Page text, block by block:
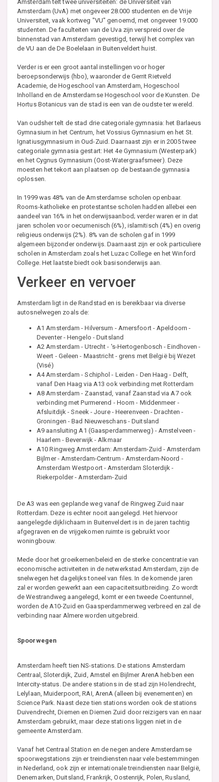
Amsterdam telt twee universiteiten: de Universiteit van
Amsterdam (UvA) met ongeveer 28.000 studenten en de Vrije
Universiteit, vaak kortweg "VU" genoemd, met ongeveer 19.000
studenten. De faculteiten van de Uva zijn verspreid over de
binnenstad van Amsterdam gevestigd, terwijl het complex van
de VU aan de De Boelelaan in Buitenveldert huist.
Verder is er een groot aantal instellingen voor hoger
beroepsonderwijs (hbo), waaronder de Gerrit Rietveld
Academie, de Hogeschool van Amsterdam, Hogeschool
Inholland en de Amsterdamse Hogeschool voor de Kunsten. De
Hortus Botanicus van de stad is een van de oudste ter wereld.
Van oudsher telt de stad drie categoriale gymnasia: het Barlaeus
Gymnasium in het Centrum, het Vossius Gymnasium en het St.
Ignatiusgymnasium in Oud-Zuid. Daarnaast zijn er in 2005 twee
categoriale gymnasia gestart: Het 4e Gymnasium (Westerpark)
en het Cygnus Gymnasium (Oost-Watergraafsmeer). Deze
moesten het tekort aan plaatsen op de bestaande gymnasia
oplossen.
In 1999 was 48% van de Amsterdamse scholen openbaar.
Rooms-katholieke en protestantse scholen hadden allebei een
aandeel van 16% in het onderwijsaanbod; verder waren er in dat
jaren scholen voor oecumenisch (6%), islamitisch (4%) en overig
religieus onderwijs (2%). 8% van de scholen gaf in 1999
algemeen bijzonder onderwijs. Daarnaast zijn er ook particuliere
scholen in Amsterdam zoals het Luzac College en het Winford
College. Het laatste biedt ook basisonderwijs aan.
Verkeer en vervoer
Amsterdam ligt in de Randstad en is bereikbaar via diverse
autosnelwegen zoals de:
A1 Amsterdam - Hilversum - Amersfoort - Apeldoorn -
Deventer - Hengelo - Duitsland
A2 Amsterdam - Utrecht - 's-Hertogenbosch - Eindhoven -
Weert - Geleen - Maastricht - grens met België bij Wezet
(Visé)
A4 Amsterdam - Schiphol - Leiden - Den Haag - Delft,
vanaf Den Haag via A13 ook verbinding met Rotterdam
A8 Amsterdam - Zaanstad, vanaf Zaanstad via A7 ook
verbinding met Purmerend - Hoorn - Middenmeer -
Afsluitdijk - Sneek - Joure - Heerenveen - Drachten -
Groningen - Bad Nieuweschans - Duitsland
A9 aansluiting A1 (Gaasperdammerweg) - Amstelveen -
Haarlem - Beverwijk - Alkmaar
A10 Ringweg Amsterdam: Amsterdam-Zuid - Amsterdam
Bijlmer - Amsterdam-Centrum - Amsterdam-Noord -
Amsterdam Westpoort - Amsterdam Sloterdijk -
Riekerpolder - Amsterdam-Zuid
De A3 was een geplande weg vanaf de Ringweg Zuid naar
Rotterdam. Deze is echter nooit aangelegd. Het hiervoor
aangelegde dijklichaam in Buitenveldert is in de jaren tachtig
afgegraven en de vrijgekomen ruimte is gebruikt voor
woningbouw.
Mede door het groeikernenbeleid en de sterke concentratie van
economische activiteiten in de netwerkstad Amsterdam, zijn de
snelwegen het dagelijks toneel van files. In de komende jaren
zal er worden gewerkt aan een capaciteitsuitbreiding. Zo wordt
de Westrandweg aangelegd, komt er een tweede Coentunnel,
worden de A10-Zuid en Gaasperdammerweg verbreed en zal de
verbinding naar Almere worden uitgebreid.
Spoorwegen
Amsterdam heeft tien NS-stations. De stations Amsterdam
Centraal, Sloterdijk, Zuid, Amstel en Bijlmer ArenA hebben een
Intercity-status. De andere stations in de stad zijn Holendrecht,
Lelylaan, Muiderpoort, RAI, ArenA (alleen bij evenementen) en
Science Park. Naast deze tien stations worden ook de stations
Duivendrecht, Diemen en Diemen Zuid door reizigers van en naar
Amsterdam gebruikt, maar deze stations liggen niet in de
gemeente Amsterdam.
Vanaf het Centraal Station en de negen andere Amsterdamse
spoorwegstations zijn er treindiensten naar vele bestemmingen
in Nederland, ook zijn er internationale treindiensten naar België,
Denemarken, Duitsland, Frankrijk, Oostenrijk, Polen, Rusland,